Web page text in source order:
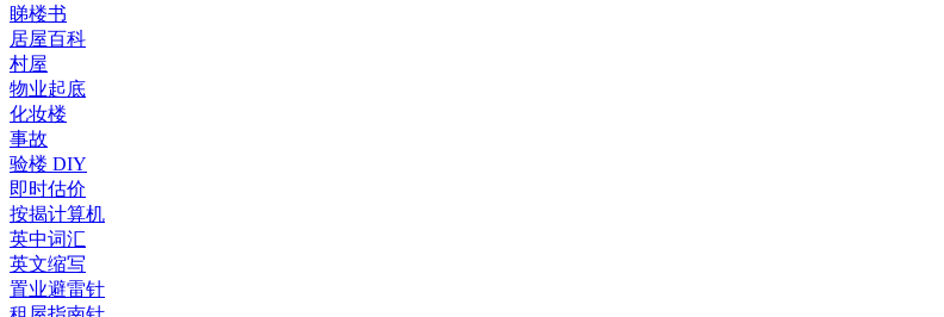
睇楼书
居屋百科
村屋
物业起底
化妆楼
事故
验楼 DIY
即时估价
按揭计算机
英中词汇
英文缩写
置业避雷针